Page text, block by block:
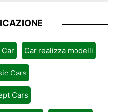
Car Car realizza modelli
Cars
Cars